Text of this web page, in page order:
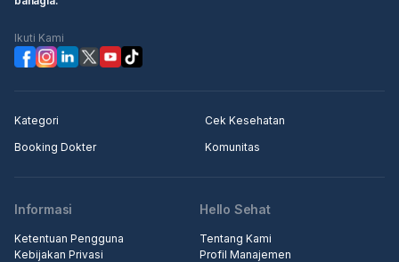
Ikuti Kami
Kategori
Cek Kesehatan
Booking Dokter
Komunitas
Informasi
Ketentuan Pengguna
Kebijakan Privasi
Hello Sehat
Tentang Kami
Profil Manajemen